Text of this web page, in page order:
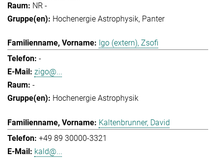
NR -
Hochenergie Astrophysik Panter
Igo (extern), Zsofi
-
zigo@...
-
Hochenergie Astrophysik
Kaltenbrunner, David
+49 89 30000-3321
kald@...